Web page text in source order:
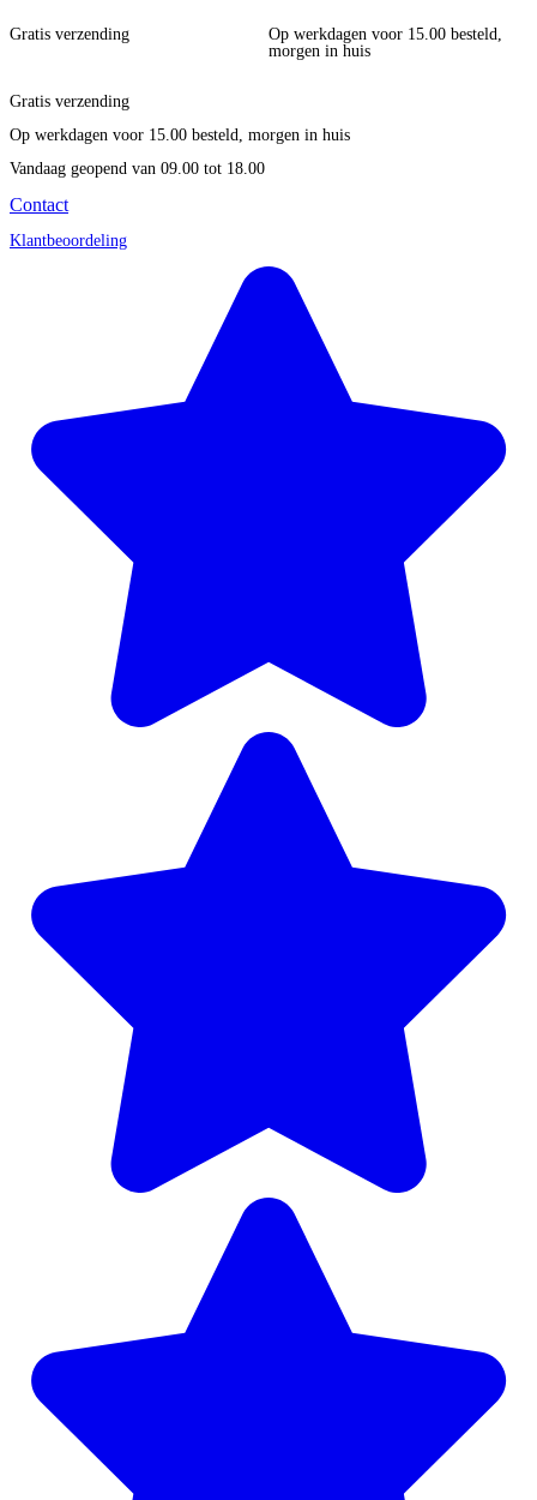
Gratis verzending
Op werkdagen voor 15.00 besteld,
morgen in huis
Gratis verzending
Op werkdagen voor 15.00 besteld, morgen in huis
Vandaag geopend van 09.00 tot 18.00
Contact
Klantbeoordeling